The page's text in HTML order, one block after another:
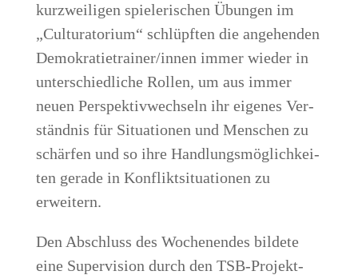
kurz­wei­li­gen spie­le­ri­schen Übun­gen im
„Cul­tu­ra­to­ri­um“ schlüpf­ten die ange­hen­den
Demokratietrainer/innen immer wie­der in
unter­schied­li­che Rol­len, um aus immer
neu­en Per­spek­tiv­wech­seln ihr eige­nes Ver­
ständ­nis für Situa­tio­nen und Men­schen zu
schär­fen und so ihre Hand­lungs­mög­lich­kei­
ten gera­de in Kon­flikt­si­tua­tio­nen zu
erweitern.
Den Abschluss des Wochen­en­des bil­de­te
eine Super­vi­si­on durch den TSB-Pro­jekt­